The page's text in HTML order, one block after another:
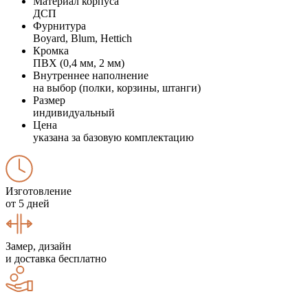
ДСП
Фурнитура
Boyard, Blum, Hettich
Кромка
ПВХ (0,4 мм, 2 мм)
Внутреннее наполнение
на выбор (полки, корзины, штанги)
Размер
индивидуальный
Цена
указана за базовую комплектацию
Изготовление
от 5 дней
Замер, дизайн
и доставка бесплатно